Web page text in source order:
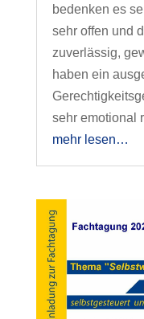
bedenken es
sehr offen und
zuverlässig,
haben ein
sehr emotional
mehr lesen…